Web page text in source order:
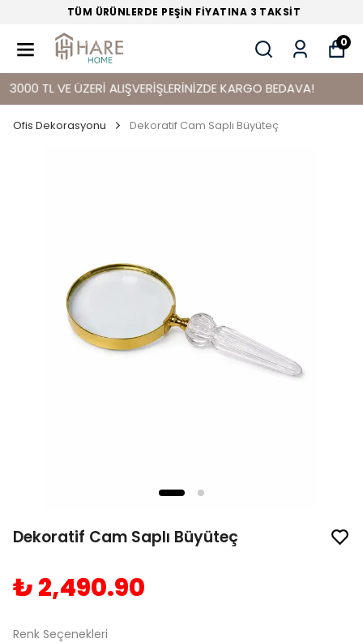
TÜM ÜRÜNLERDE PEŞİN FİYATINA 3 TAKSİT
0
TL VE ÜZERİ ALIŞVERİŞLERİNİZDE KARGO BEDAVA!
Ofis Dekorasyonu Dekoratif Cam Saplı Büyüteç
Dekoratif Cam Saplı Büyüteç
₺ 2,490.90
Renk Seçenekleri